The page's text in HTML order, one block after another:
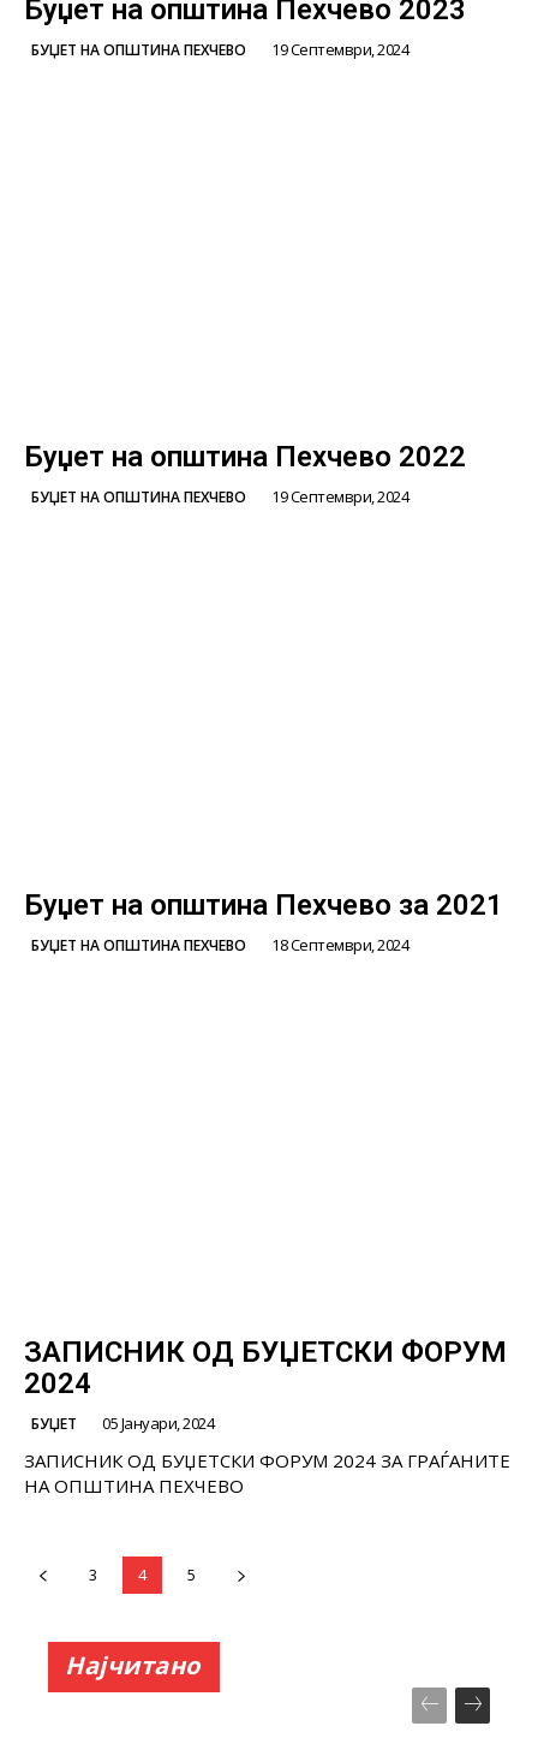
Буџет на општина Пехчево 2023
БУЏЕТ НА ОПШТИНА ПЕХЧЕВО 19 Септември, 2024
Буџет на општина Пехчево 2022
БУЏЕТ НА ОПШТИНА ПЕХЧЕВО 19 Септември, 2024
Буџет на општина Пехчево за 2021
БУЏЕТ НА ОПШТИНА ПЕХЧЕВО 18 Септември, 2024
ЗАПИСНИК ОД БУЏЕТСКИ ФОРУМ
2024
БУЏЕТ 05 Јануари, 2024
ЗАПИСНИК ОД БУЏЕТСКИ ФОРУМ 2024 ЗА ГРАЃАНИТЕ
3 4 5
Најчитано